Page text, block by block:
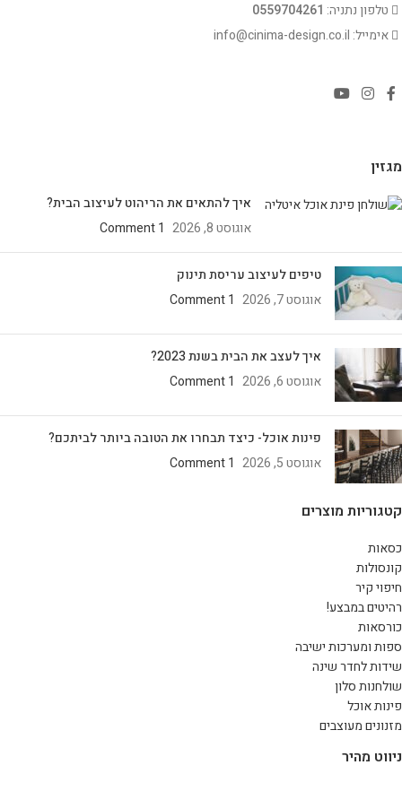
טלפון נתניה: 0559704261
אימייל: info@cinima-design.co.il
מגזין
איך להתאים את הריהוט לעיצוב הבית?
אוגוסט 8, 2026
1 Comment
טיפים לעיצוב עריסת תינוק
אוגוסט 7, 2026
1 Comment
איך לעצב את הבית בשנת 2023?
אוגוסט 6, 2026
1 Comment
פינות אוכל- כיצד תבחרו את הטובה ביותר לביתכם?
אוגוסט 5, 2026
1 Comment
קטגוריות מוצרים
כסאות
קונסולות
חיפוי קיר
רהיטים במבצע!
כורסאות
ספות ומערכות ישיבה
שידות לחדר שינה
שולחנות סלון
פינות אוכל
מזנונים מעוצבים
ניווט מהיר